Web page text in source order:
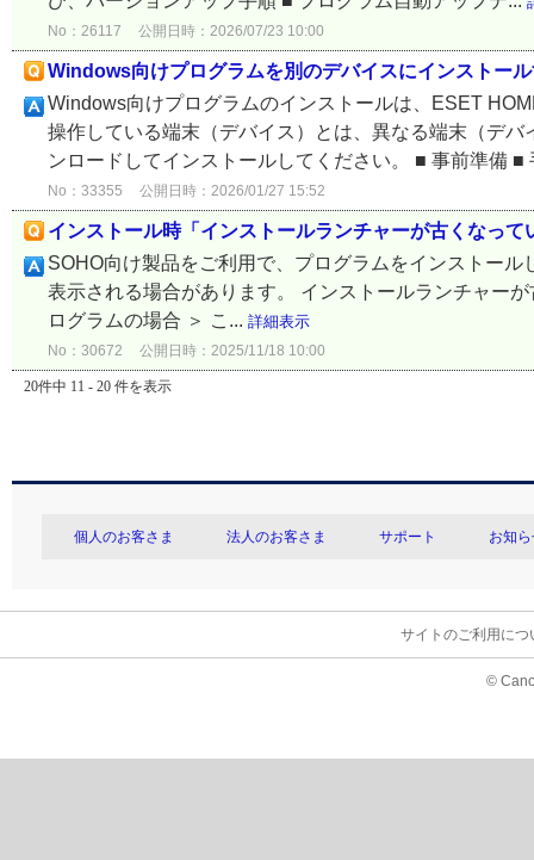
No：26117 公開日時：2026/07/23 10:00
Windows向けプログラムを別のデバイスにインストー
Windows向けプログラムのインストールは、ESET
操作している端末（デバイス）とは、異なる端末（デ
ンロードしてインストールしてください。 ■ 事前準備 ■
No：33355 公開日時：2026/01/27 15:52
インストール時「インストールランチャーが古くなって
SOHO向け製品をご利用で、プログラムをインストー
表示される場合があります。 インストールランチャー
ログラムの場合 ＞ こ... 詳細表示
No：30672 公開日時：2025/11/18 10:00
20件中 11 - 20 件を表示
個人のお客さま 法人のお客さま サポート お知
サイトのご利用につ
©